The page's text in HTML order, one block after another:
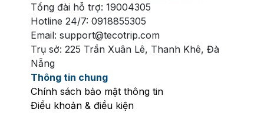
Tổng đài hỗ trợ: 19004305
Hotline 24/7: 0918855305
Email: support@tecotrip.com
Trụ sở: 225 Trần Xuân Lê, Thanh Khê, Đà
Nẵng
Thông tin chung
Chính sách bảo mật thông tin
Điều khoản & điều kiện